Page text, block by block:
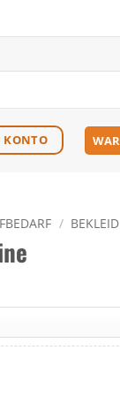
KONTO
/